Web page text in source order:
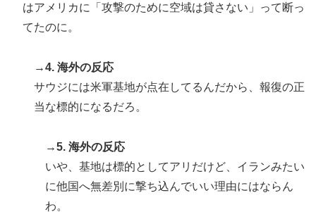
絶賛
▶ 外国人「日本の未来は安泰だ」16歳MF三井寺眞、衝撃
で海外絶賛！【海外の反応】
はアメリカに「攻撃のために空域は貸さない」って断っ
てたのに。
→4. 海外の反応
サウジには米軍基地が点在してるんだから、報復の正
当な標的になるだろ。
→5. 海外の反応
いや、基地は標的としてアリだけど、イランみたい
に他国へ無差別に撃ち込んでいい理由にはならん
わ。